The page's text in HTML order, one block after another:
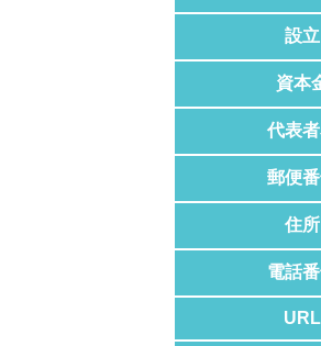
設立
資本
代表
郵便
住所
電話
URL